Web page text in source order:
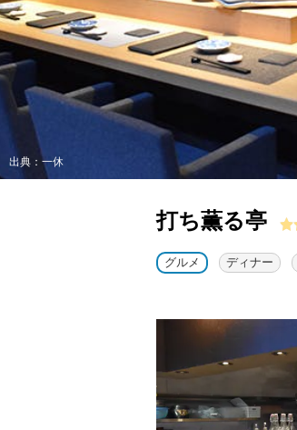
出典：一休
打ち薫る亭
グルメ ディナー